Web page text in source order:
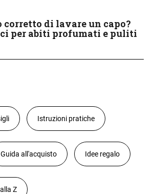
corretto di lavare un capo?
per abiti profumati e puliti
Istruzioni pratiche
Guida all'acquisto Idee regalo
Z